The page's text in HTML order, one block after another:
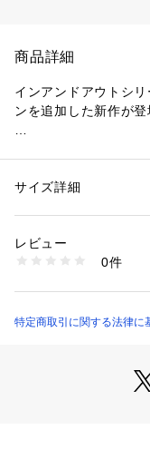
商品詳細
インアンドアウトシ
ンを追加した新作が登
ソックスデザイン部
しオールシーズン着
性別：レディース
素材：アッパー：45%ポ
ド, アウトソール：100%
UFS7113REN5A （ショ
サイズ詳細
レビュー
0件
特定商取引に関する法律に